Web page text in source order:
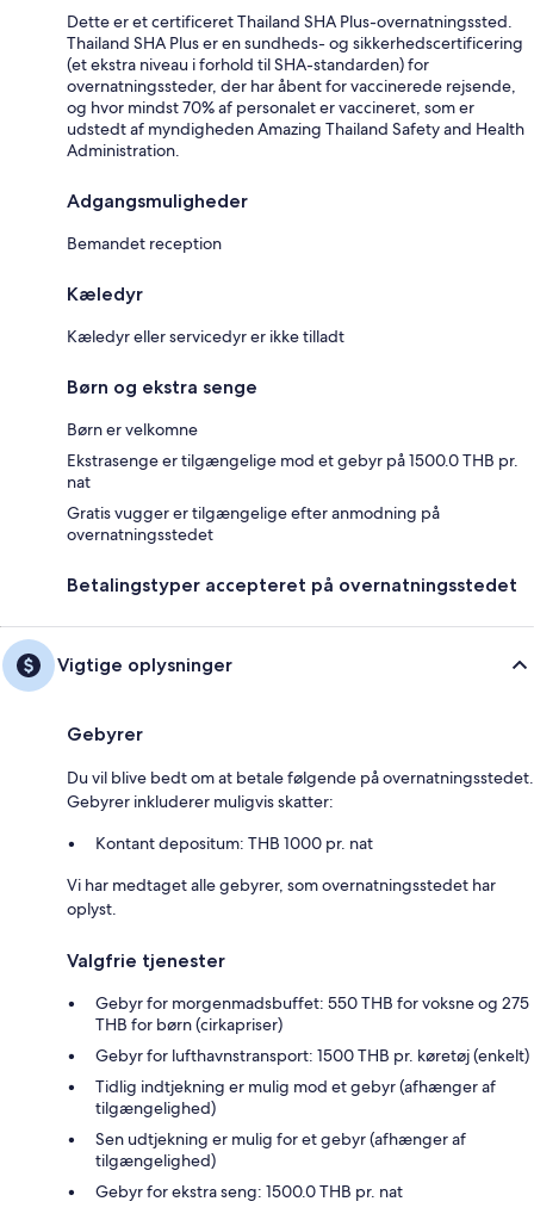
Dette er et certificeret Thailand SHA Plus-overnatningssted.
Thailand SHA Plus er en sundheds- og sikkerhedscertificering
(et ekstra niveau i forhold til SHA-standarden) for
overnatningssteder, der har åbent for vaccinerede rejsende,
og hvor mindst 70% af personalet er vaccineret, som er
udstedt af myndigheden Amazing Thailand Safety and Health
Administration.
Adgangsmuligheder
Bemandet reception
Kæledyr
Kæledyr eller servicedyr er ikke tilladt
Børn og ekstra senge
Børn er velkomne
Ekstrasenge er tilgængelige mod et gebyr på 1500.0 THB pr.
nat
Gratis vugger er tilgængelige efter anmodning på
overnatningsstedet
Betalingstyper accepteret på overnatningsstedet
Vigtige oplysninger
Gebyrer
Du vil blive bedt om at betale følgende på overnatningsstedet.
Gebyrer inkluderer muligvis skatter:
Kontant depositum: THB 1000 pr. nat
Vi har medtaget alle gebyrer, som overnatningsstedet har
oplyst.
Valgfrie tjenester
Gebyr for morgenmadsbuffet: 550 THB for voksne og 275
THB for børn (cirkapriser)
Gebyr for lufthavnstransport: 1500 THB pr. køretøj (enkelt)
Tidlig indtjekning er mulig mod et gebyr (afhænger af
tilgængelighed)
Sen udtjekning er mulig for et gebyr (afhænger af
tilgængelighed)
Gebyr for ekstra seng: 1500.0 THB pr. nat